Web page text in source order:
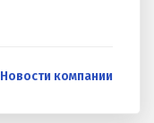
Новости компании